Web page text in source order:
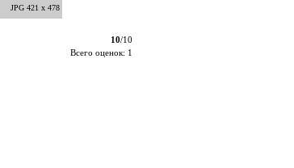
JPG 421 x 478
10/10
Всего оценок: 1